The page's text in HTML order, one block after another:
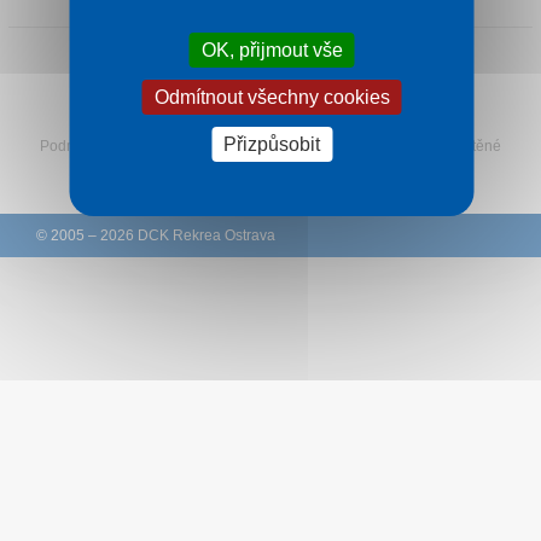
Sledujte Rekreu na Facebooku
Podmínky Ochrana osobních údajů zákazníků
Tištěné
© 2005 – 2026 DCK Rekrea Ostrava
OK, přijmout vše
Odmítnout všechny cookies
Přizpůsobit